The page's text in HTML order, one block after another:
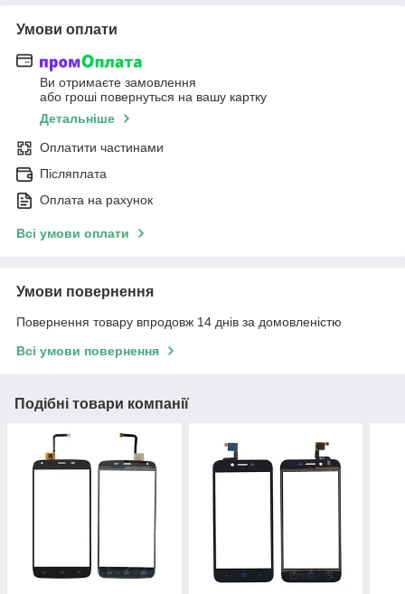
Умови оплати
Ви отримаєте замовлення
або гроші повернуться на вашу картку
Детальніше
Оплатити частинами
Післяплата
Оплата на рахунок
Всі умови оплати
Умови повернення
Повернення товару впродовж 14 днів за домовленістю
Всі умови повернення
Подібні товари компанії